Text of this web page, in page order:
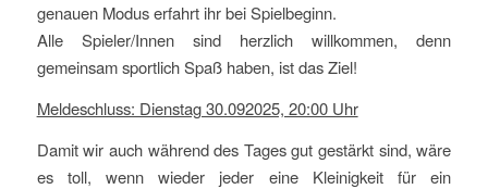
genauen Modus erfahrt ihr bei Spielbeginn.
Alle Spieler/Innen sind herzlich willkommen, denn
gemeinsam sportlich Spaß haben, ist das Ziel!
Meldeschluss: Dienstag 30.092025, 20:00 Uhr
Damit wir auch während des Tages gut gestärkt sind, wäre
es toll, wenn wieder jeder eine Kleinigkeit für ein